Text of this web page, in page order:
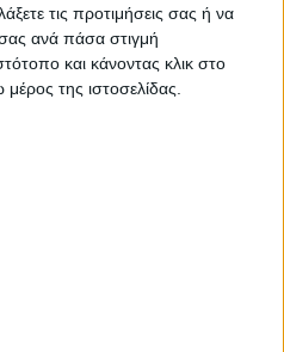
τις προτιμήσεις σας ή να
ανά πάσα στιγμή
και κάνοντας κλικ στο
της ιστοσελίδας.